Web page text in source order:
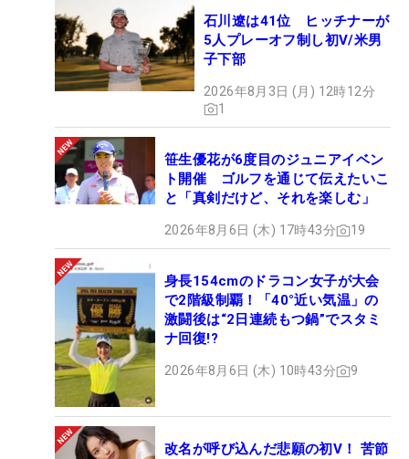
石川遼は41位 ヒッチナーが
5人プレーオフ制し初V/米男
子下部
2026年8月3日 (月) 12時12分
1
笹生優花が6度目のジュニアイベン
ト開催 ゴルフを通じて伝えたいこ
と「真剣だけど、それを楽しむ」
2026年8月6日 (木) 17時43分 19
身長154cmのドラコン女子が大会
で2階級制覇！「40°近い気温」の
激闘後は“2日連続もつ鍋”でスタミ
ナ回復!?
2026年8月6日 (木) 10時43分 9
改名が呼び込んだ悲願の初V！ 苦節